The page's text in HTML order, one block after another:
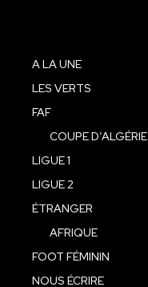
A LA UNE
LES VERTS
FAF
COUPE D’ALGÉRIE
LIGUE 1
LIGUE 2
ÉTRANGER
AFRIQUE
FOOT FÉMININ
NOUS ÉCRIRE